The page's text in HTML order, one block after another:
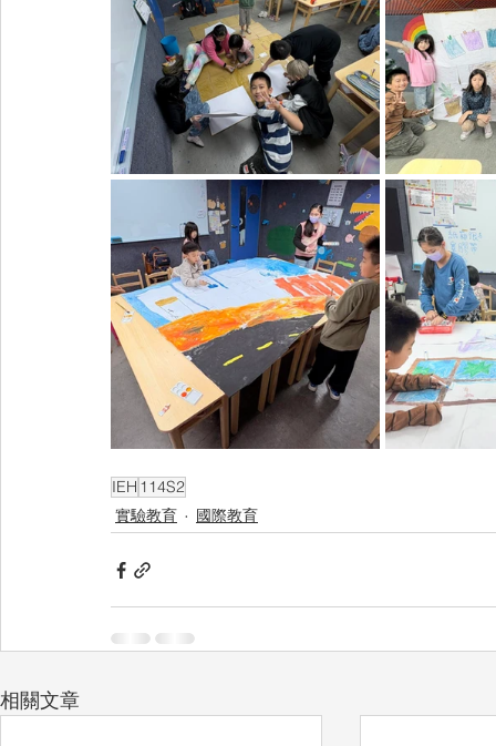
IEH 114S2
實驗教育
國際教育
相關文章